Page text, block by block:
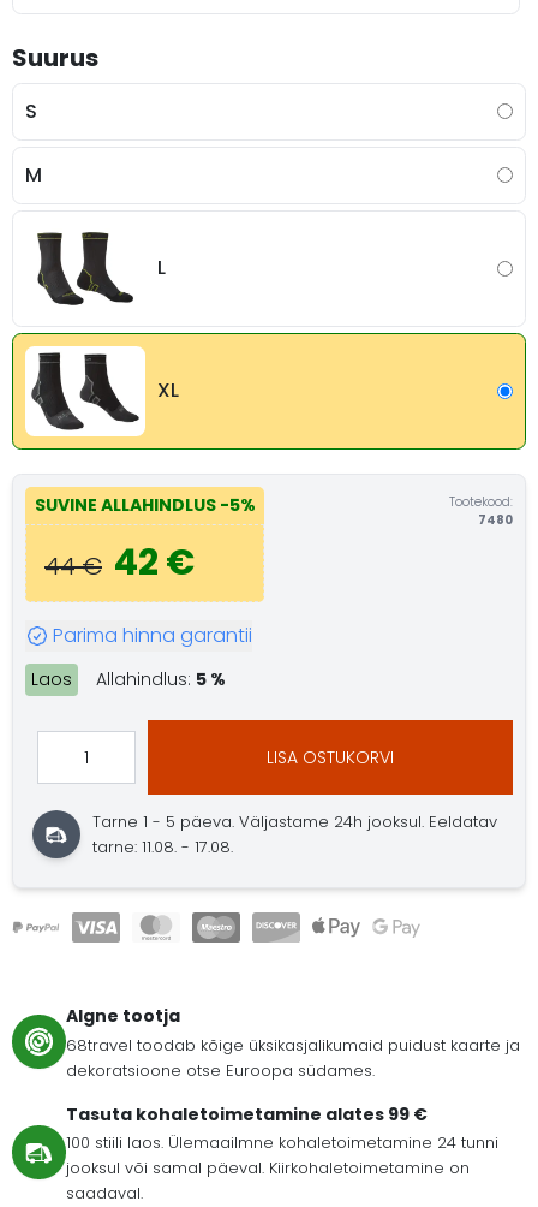
Suurus
S
M
L
XL
SUVINE ALLAHINDLUS -5%
44 € 42 €
Tootekood:
7480
Parima hinna garantii
Laos Allahindlus: 5 %
LISA OSTUKORVI
Tarne 1 - 5 päeva.Väljastame 24h jooksul. Eeldatav
tarne: 11.08. - 17.08.
Algne tootja
68travel toodab kõige üksikasjalikumaid puidust kaarte ja
dekoratsioone otse Euroopa südames.
Tasuta kohaletoimetamine alates 99 €
100 stiili laos. Ülemaailmne kohaletoimetamine 24 tunni
jooksul või samal päeval. Kiirkohaletoimetamine on
saadaval.